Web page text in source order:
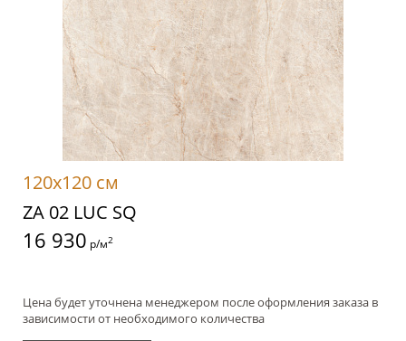
120x120 см
ZA 02 LUC SQ
16 930 р/м2
Цена будет уточнена менеджером после оформления заказа в
зависимости от необходимого количества